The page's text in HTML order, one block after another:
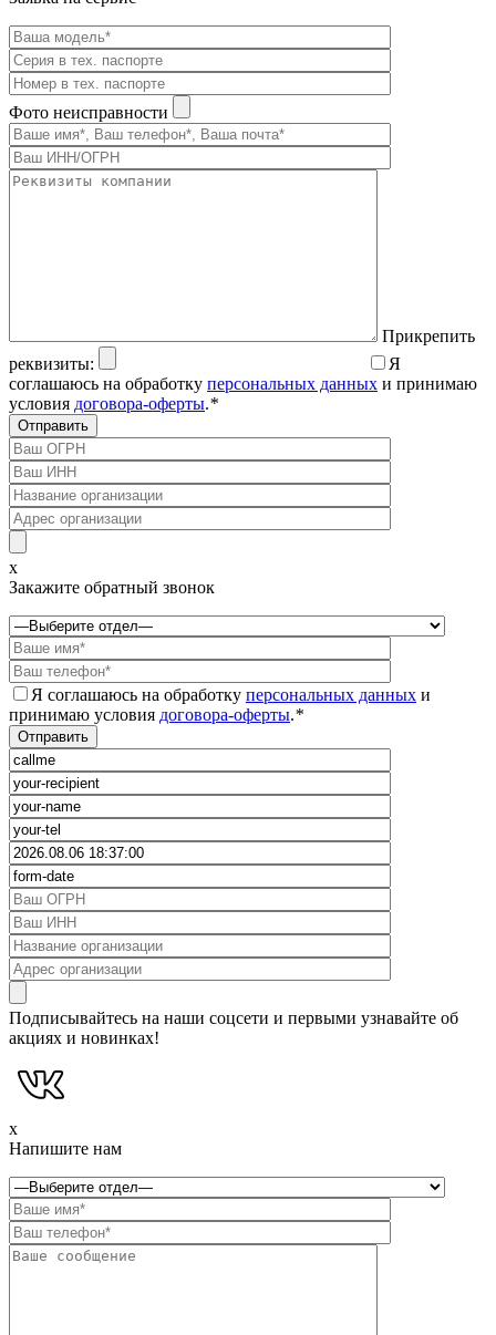
Фото неисправности
Прикрепить
реквизиты:
Я
соглашаюсь на обработку персональных данных и принимаю
условия договора-оферты.*
x
Закажите обратный звонок
Я соглашаюсь на обработку персональных данных и
принимаю условия договора-оферты.*
Подписывайтесь на наши соцсети и первыми узнавайте об
акциях и новинках!
x
Напишите нам